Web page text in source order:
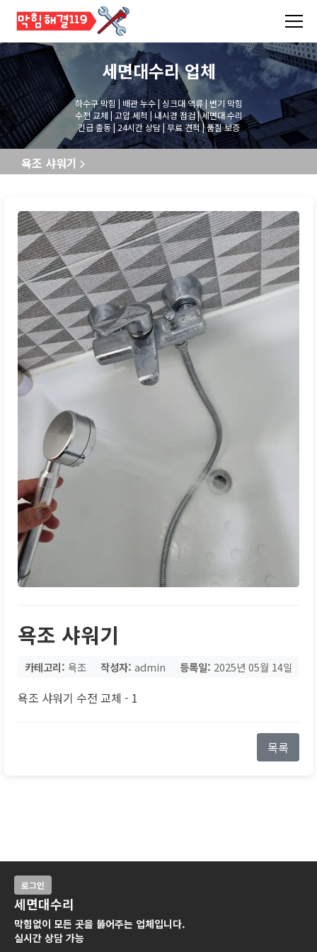
세면대수리업체
하수구 막힘 | 배관 누수 | 싱크대 역류 | 변기 막힘
수전 교체 | 고압 세척 | 내시경 점검 | 세면대 수리
긴급 출동 | 24시간 상담 | 무료 견적 | 품질 보증
욕조 샤워기
욕조 샤워기
카테고리: 욕조 작성자: admin 등록일: 2025년 05월 14일
욕조 샤워기 수전 교체 - 1
목록
로그인
세면대수리
막힘없이 모든 곳을 뚫어주는 업체입니다.
실시간 상담 가능